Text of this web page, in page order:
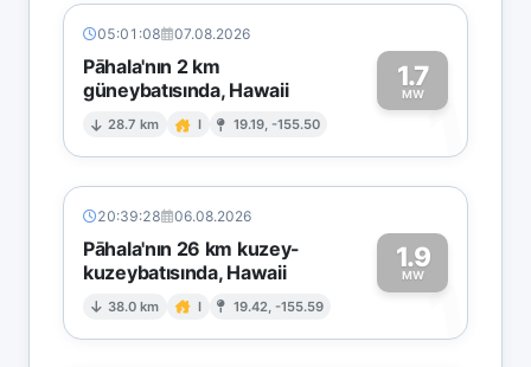
05:01:08 07.08.2026
Pāhala'nın 2 km
güneybatısında, Hawaii
28.7 km I 19.19, -155.50
1.7
MW1
20:39:28 06.08.2026
Pāhala'nın 26 km kuzey-
kuzeybatısında, Hawaii
38.0 km I 19.42, -155.59
1.9
MW1